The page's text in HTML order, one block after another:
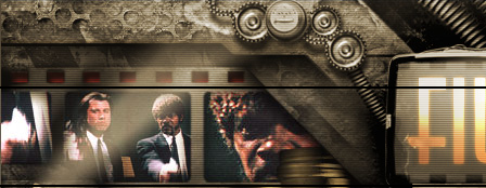
Hyppää pääsisältöön